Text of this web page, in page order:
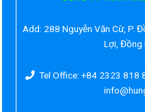
Add: 288 Nguyễn Văn Cừ, P.
Lợi, Đồng
Tel Office: +84 2323 818